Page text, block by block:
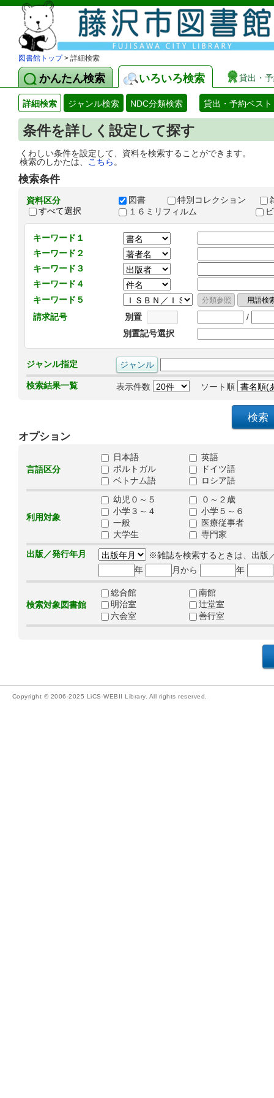
図書館トップ> 詳細検索
かんたん検索 いろいろ検索 貸出・
詳細検索 ジャンル検索 NDC分類検索 貸出・予約ベスト
条件を詳しく設定して探す
くわしい条件を設定して、資料を検索することができます。
検索のしかたは、
こちら 。
検索条件
資料区分
すべて選択
図書 特別コレクション
１６ミリフィルム
キーワード１
キーワード２
キーワード３
キーワード４
キーワード５
請求記号
別置
/
別置記号選択
ジャンル指定
検索結果一覧 表示件数 ソート順
オプション
言語区分
日本語
英語
ポルトガル
ドイツ語
ベトナム語
ロシア語
利用対象
幼児０～５
０～２歳
小学３～４
小学５～６
一般
医療従事者
大学生
専門家
出版／発行年月
※雑誌を検索するときは、出版
年
月から 年
検索対象図書館
総合館
南館
明治室
辻堂室
六会室
善行室
Copyright © 2006-2025 LiCS-WEBII Library. All rights reserved.